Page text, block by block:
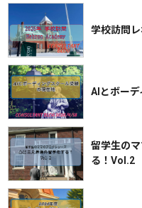
学校訪問
AIとボー
留学生の
る！Vol.2